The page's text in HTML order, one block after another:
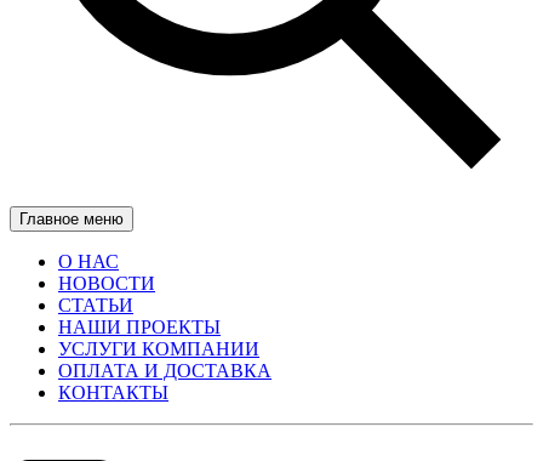
Главное меню
О НАС
НОВОСТИ
СТАТЬИ
НАШИ ПРОЕКТЫ
УСЛУГИ КОМПАНИИ
ОПЛАТА И ДОСТАВКА
КОНТАКТЫ